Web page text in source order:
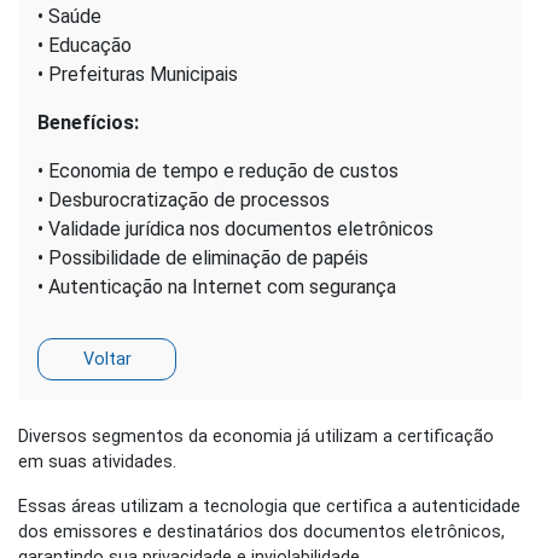
• Saúde
• Educação
• Prefeituras Municipais
Benefícios:
• Economia de tempo e redução de custos
• Desburocratização de processos
• Validade jurídica nos documentos eletrônicos
• Possibilidade de eliminação de papéis
• Autenticação na Internet com segurança
Diversos segmentos da economia já utilizam a certificação
em suas atividades.
Essas áreas utilizam a tecnologia que certifica a autenticidade
dos emissores e destinatários dos documentos eletrônicos,